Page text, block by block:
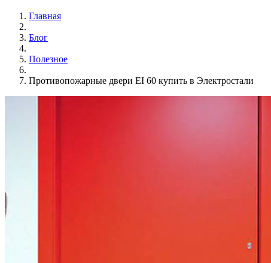
Главная
Блог
Полезное
Противопожарные двери EI 60 купить в Электростали